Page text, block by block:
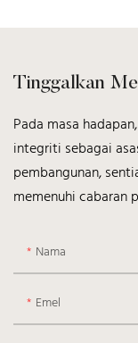
Tinggalkan
Pada masa
integriti sebagai
pembangunan,
memenuhi cabaran
Nama
Emel